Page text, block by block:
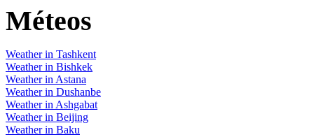
Méteos
Weather in Tashkent
Weather in Bishkek
Weather in Astana
Weather in Dushanbe
Weather in Ashgabat
Weather in Beijing
Weather in Baku